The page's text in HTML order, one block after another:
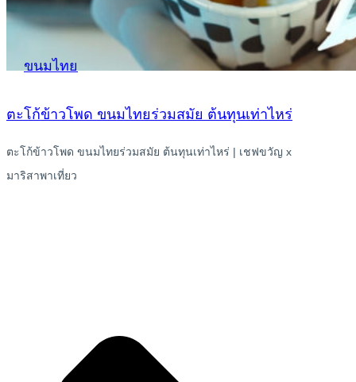
ขนมไทย
ตะโก้ข้าวโพด ขนมไทยร่วมสมัย ต้นทุนเท่าไหร่
ตะโก้ข้าวโพด ขนมไทยร่วมสมัย ต้นทุนเท่าไหร่ | เชฟขวัญ x
มาริสาพาเที่ยว